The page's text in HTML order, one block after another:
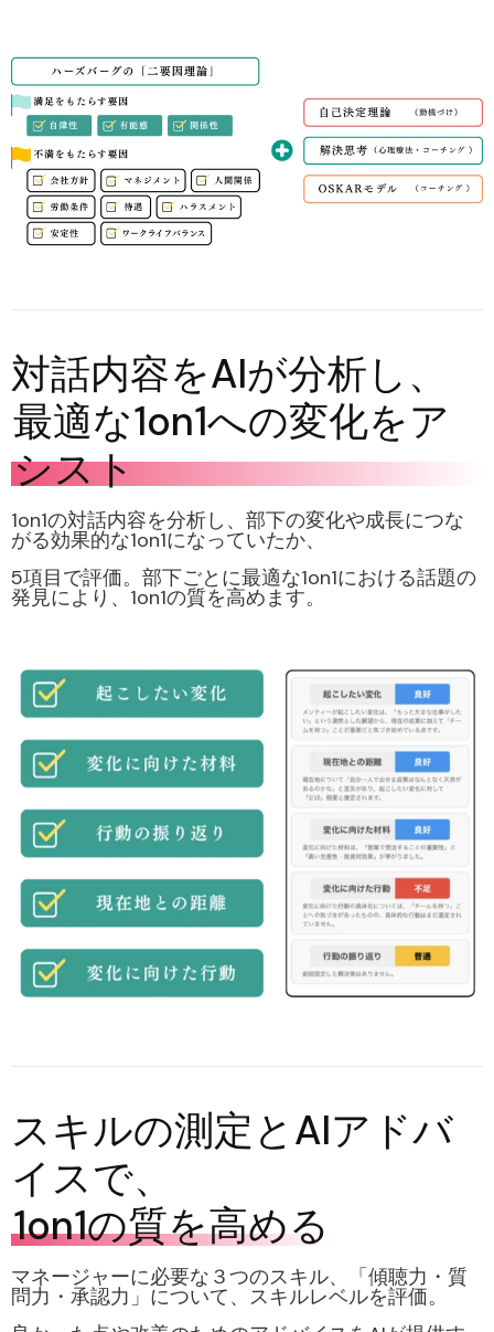
対話内容をAIが分析し、
最適な1on1への変化をア
シスト
1on1の対話内容を分析し、部下の変化や成長につな
がる効果的な1on1になっていたか、
5項目で評価。 部下ごとに最適な1on1における話題の
発見により、1on1の質を高めます。
スキルの測定とAIアドバ
イスで、
1on1の質を高める
マネージャーに必要な３つのスキル、 「傾聴力・質
問力・承認力」 について、スキルレベルを評価。